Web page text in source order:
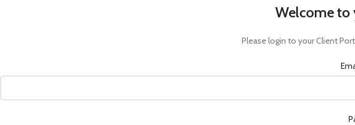
Welcome to
Please login to your Client